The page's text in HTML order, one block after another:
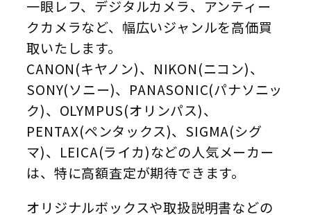
一眼レフ、デジタルカメラ、アンティー
クカメラなど、幅広いジャンルを高価買
取いたします。
CANON(キヤノン)、NIKON(ニコン)、
SONY(ソニー)、PANASONIC(パナソニッ
ク)、OLYMPUS(オリンパス)、
PENTAX(ペンタックス)、SIGMA(シグ
マ)、LEICA(ライカ)などの人気メーカー
は、特に高額査定が期待できます。
オリジナルボックスや取扱説明書などの